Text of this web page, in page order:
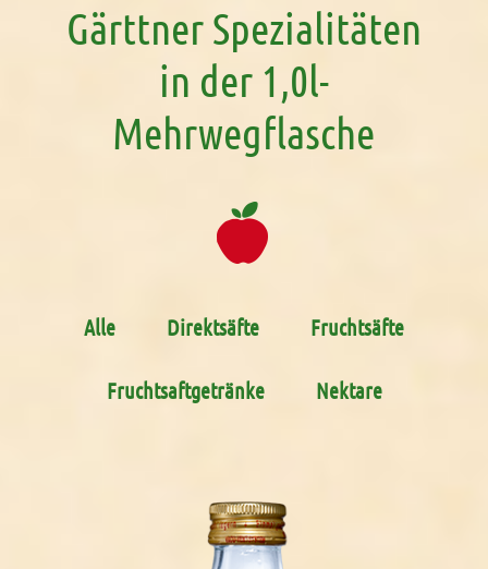
Gärttner Spezialitäten
in der 1,0l-
Mehrwegflasche
Alle Direktsäfte Fruchtsäfte
Fruchtsaftgetränke Nektare